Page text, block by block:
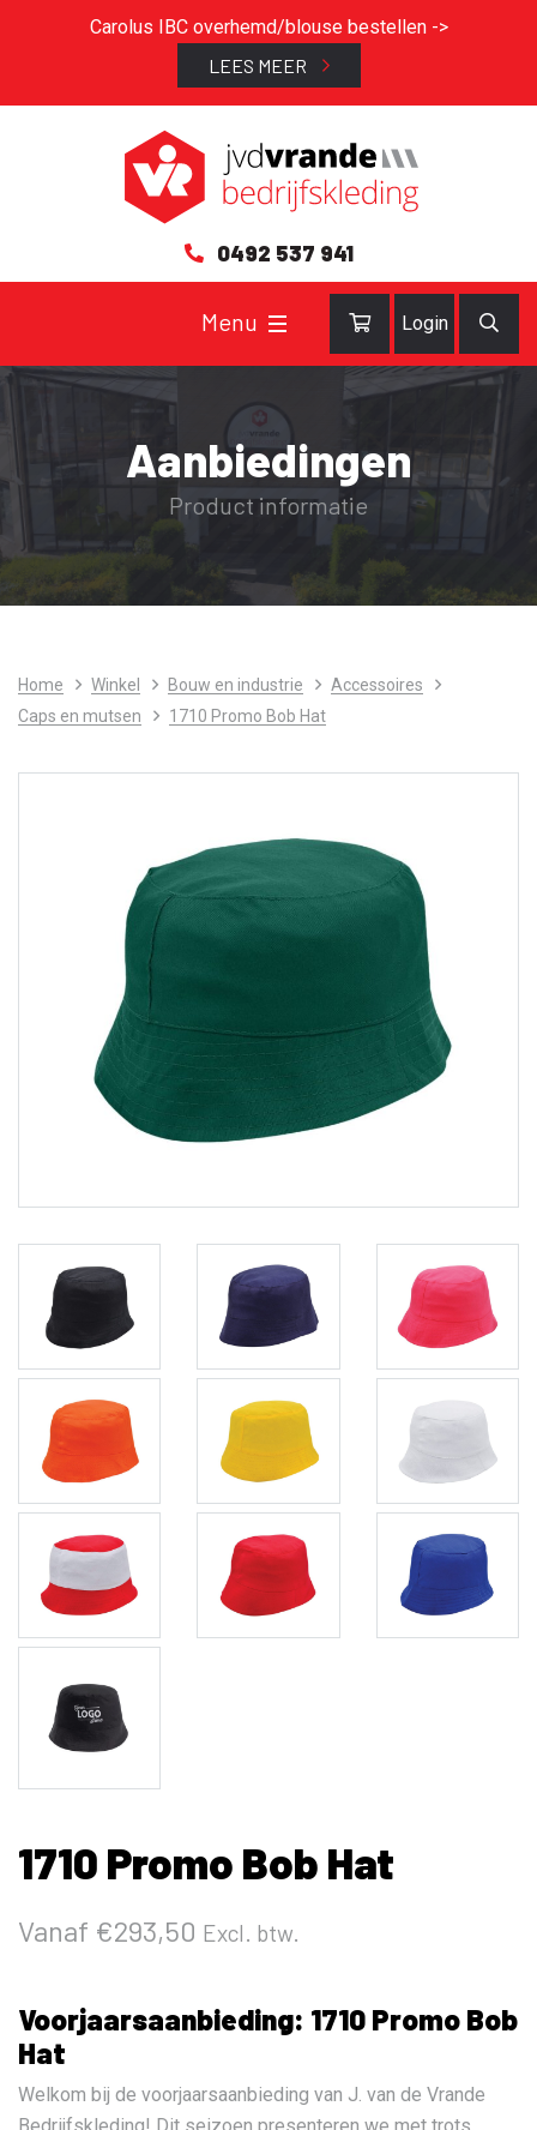
Carolus IBC overhemd/blouse bestellen ->
LEES MEER
0492 537 941
Login
Aanbiedingen
Product informatie
Home Winkel Bouw en industrie
Accessoires
Caps en mutsen
1710 Promo Bob Hat
1710 Promo Bob Hat
Vanaf €293,50 Excl. btw.
Voorjaarsaanbieding: 1710 Promo Bob
Hat
Welkom bij de voorjaarsaanbieding van J. van de Vrande